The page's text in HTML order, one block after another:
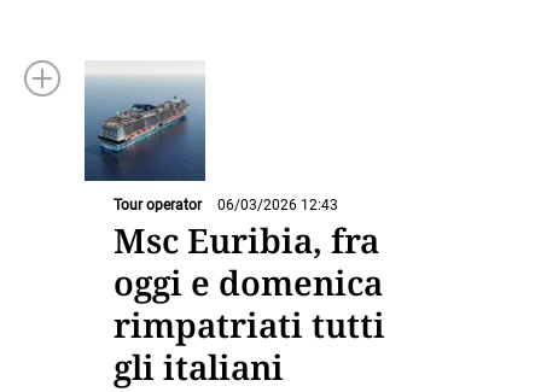
Tour operator 06/03/2026 12:43
Msc Euribia, fra
oggi e domenica
rimpatriati tutti
gli italiani